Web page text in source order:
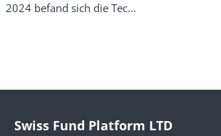
2024 befand sich die Tec...
Swiss Fund Platform LTD